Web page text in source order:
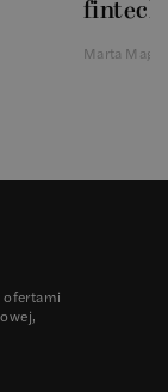
Marta
ofertami